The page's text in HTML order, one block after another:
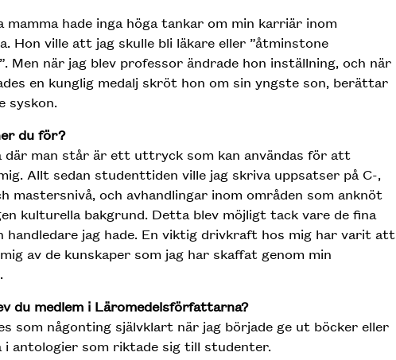
mamma hade inga höga tankar om min karriär inom
Hon ville att jag skulle bli läkare eller ”åtminstone
Men när jag blev professor ändrade hon inställning, och när
en kunglig medalj skröt hon om sin yngste son, berättar
syskon.
du för?
där man står är ett uttryck som kan användas för att
Allt sedan studenttiden ville jag skriva uppsatser på C-,
mastersnivå, och avhandlingar inom områden som anknöt
kulturella bakgrund. Detta blev möjligt tack vare de fina
handledare jag hade. En viktig drivkraft hos mig har varit att
av de kunskaper som jag har skaffat genom min
du medlem i Läromedelsförfattarna?
som någonting självklart när jag började ge ut böcker eller
i antologier som riktade sig till studenter.